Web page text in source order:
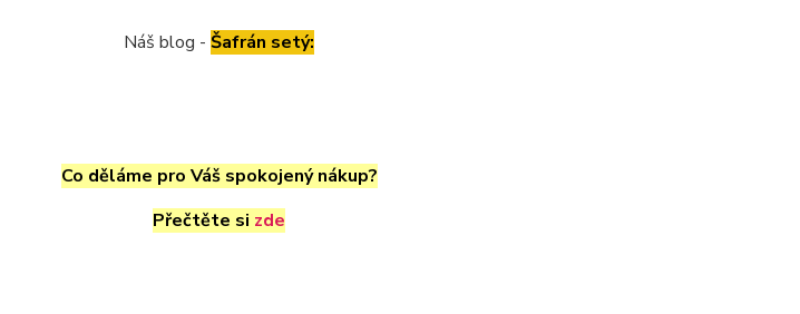
Náš blog -Šafrán setý:
Co děláme pro Váš spokojený nákup?
Přečtěte si zde